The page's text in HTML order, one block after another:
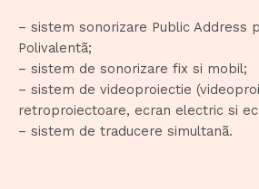
– sistem sonorizare Public Address
Polivalentã;
– sistem de sonorizare fix si mobil;
– sistem de videoproiectie
retroproiectoare, ecran electric si
– sistem de traducere simultanã.